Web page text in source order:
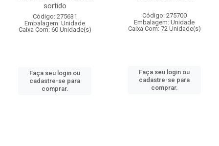
sortido
Código: 275631
Embalagem: Unidade
Caixa Com: 60 Unidade(s)
Faça seu login ou
cadastre-se para
comprar.
Código: 275700
Embalagem: Unidade
Caixa Com: 72 Unidade(s)
Faça seu login ou
cadastre-se para
comprar.